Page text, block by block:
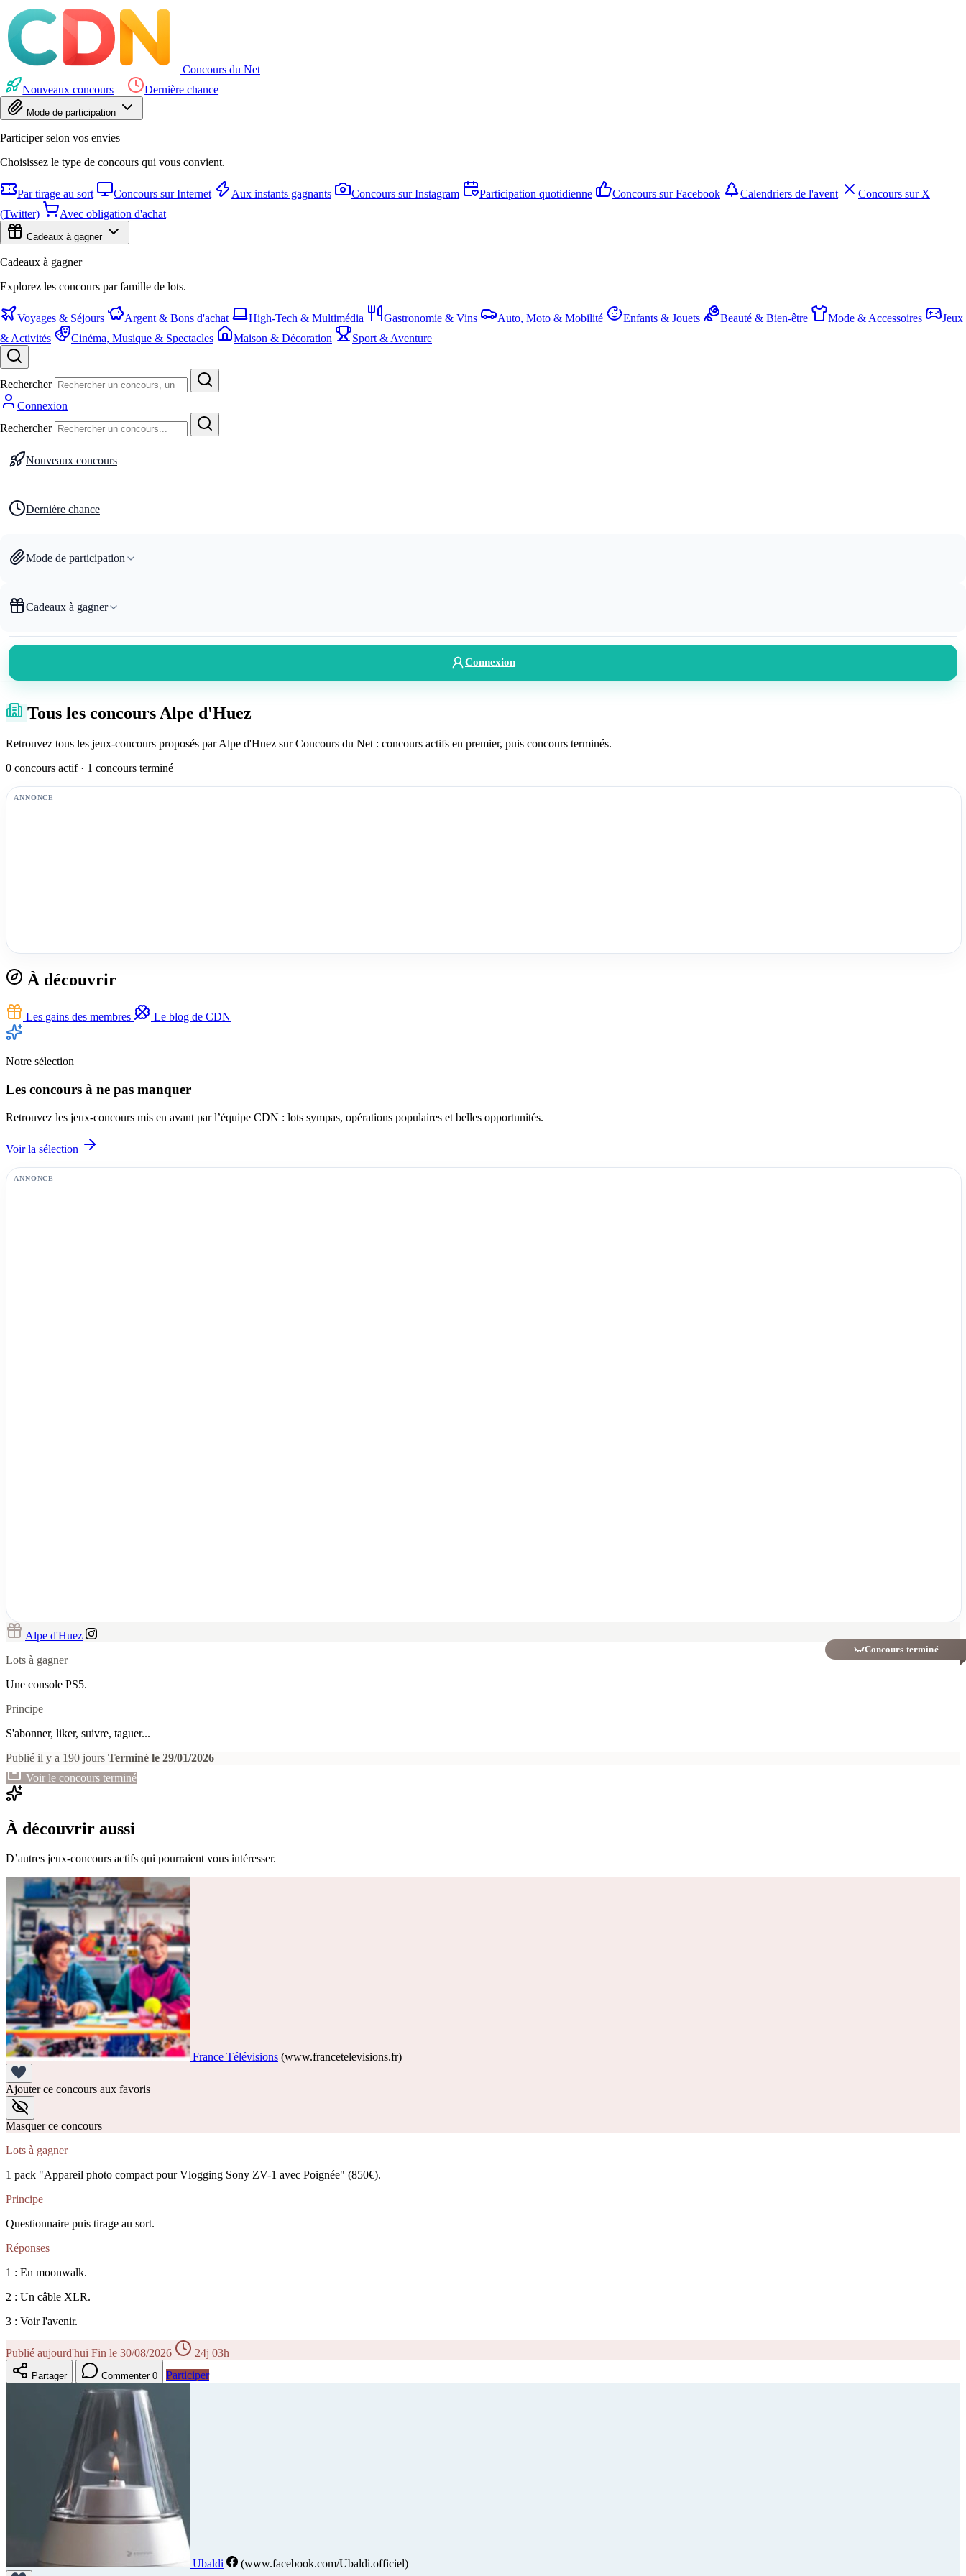
Concours du Net
Nouveaux concours
Dernière chance
Mode de participation
Participer selon vos envies
Choisissez le type de concours qui vous convient.
Par tirage au sort Concours sur Internet Aux instants gagnants Concours sur Instagram Participation quotidienne Concours sur Facebook Calendriers de l'avent
Concours sur X
(Twitter)
Avec obligation d'achat
Cadeaux à gagner
Cadeaux à gagner
Explorez les concours par famille de lots.
Voyages & Séjours Argent & Bons d'achat High-Tech & Multimédia Gastronomie & Vins Auto, Moto & Mobilité Enfants & Jouets Beauté & Bien-être Mode & Accessoires
Jeux
& Activités
Cinéma, Musique & Spectacles Maison & Décoration Sport & Aventure
Rechercher
Connexion
Rechercher
Nouveaux concours
Dernière chance
Mode de participation
Cadeaux à gagner
Connexion
Tous les concours Alpe d'Huez
Retrouvez tous les jeux-concours proposés par Alpe d'Huez sur Concours du Net : concours actifs en premier, puis concours terminés.
0 concours actif · 1 concours terminé
ANNONCE
À découvrir
Les gains des membres Le blog de CDN
Notre sélection
Les concours à ne pas manquer
Retrouvez les jeux-concours mis en avant par l’équipe CDN : lots sympas, opérations populaires et belles opportunités.
Voir la sélection
ANNONCE
Concours terminé
Alpe d'Huez
Lots à gagner
Une console PS5.
Principe
S'abonner, liker, suivre, taguer...
Publié il y a 190 jours Terminé le 29/01/2026
Voir le concours terminé
À découvrir aussi
D’autres jeux-concours actifs qui pourraient vous intéresser.
France Télévisions (www.francetelevisions.fr)
Ajouter ce concours aux favoris
Masquer ce concours
Lots à gagner
1 pack "Appareil photo compact pour Vlogging Sony ZV-1 avec Poignée" (850€).
Principe
Questionnaire puis tirage au sort.
Réponses
1 : En moonwalk.
2 : Un câble XLR.
3 : Voir l'avenir.
Publié aujourd'hui Fin le 30/08/2026 24j 03h
Partager Commenter 0 Participer
Ubaldi (www.facebook.com/Ubaldi.officiel)